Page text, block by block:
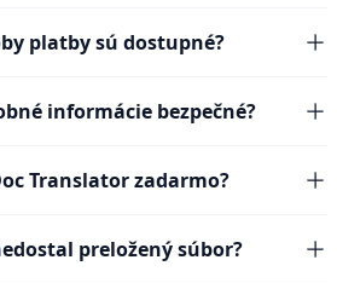
platby sú dostupné?
informácie bezpečné?
Translator zadarmo?
preložený súbor?